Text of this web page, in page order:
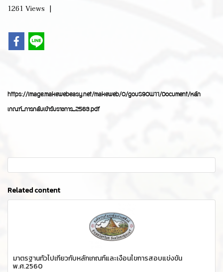
1261 Views |
https://image.makewebeasy.net/makeweb/0/gouS90W11/Document/หลัก
เกณฑ์_การกลับเข้ารับราชการ_2563.pdf
Related content
มาตรฐานทั่วไปเกี่ยวกับหลักเกณฑ์และเงื่อนไขการสอบแข่งขัน
พ.ศ.2560